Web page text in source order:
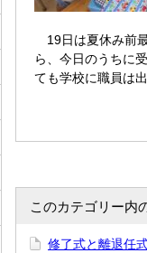
19日は夏休み前
ら、今日のうちに
ても学校に職員は
このカテゴリー内
修了式と離退任